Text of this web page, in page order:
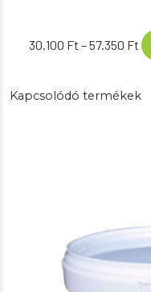
30.100 Ft –57.350 Ft
Kapcsolódó termékek